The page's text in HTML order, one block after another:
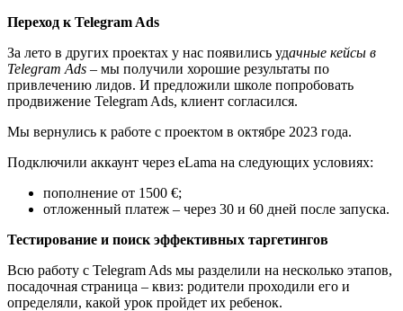
Переход к Telegram Ads
За лето в других проектах у нас появились удачные кейсы в
Telegram Ads – мы получили хорошие результаты по
привлечению лидов. И предложили школе попробовать
продвижение Telegram Ads, клиент согласился.
Мы вернулись к работе с проектом в октябре 2023 года.
Подключили аккаунт через eLama на следующих условиях:
пополнение от 1500 €;
отложенный платеж – через 30 и 60 дней после запуска.
Тестирование и поиск эффективных таргетингов
Всю работу с Telegram Ads мы разделили на несколько этапов,
посадочная страница – квиз: родители проходили его и
определяли, какой урок пройдет их ребенок.